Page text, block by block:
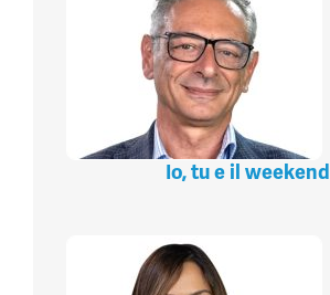
Io, tu e il weekend